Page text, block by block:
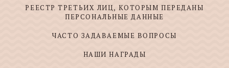
РЕЕСТР ТРЕТЬИХ ЛИЦ, КОТОРЫМ ПЕРЕДАНЫ
ПЕРСОНАЛЬНЫЕ ДАННЫЕ
ЧАСТО ЗАДАВАЕМЫЕ ВОПРОСЫ
НАШИ НАГРАДЫ